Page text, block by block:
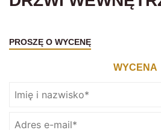
PROSZĘ O WYCENĘ
WYCENA